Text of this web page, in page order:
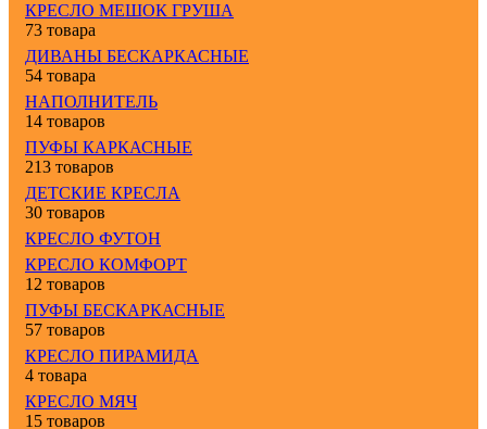
КРЕСЛО МЕШОК ГРУША
73 товара
ДИВАНЫ БЕСКАРКАСНЫЕ
54 товара
НАПОЛНИТЕЛЬ
14 товаров
ПУФЫ КАРКАСНЫЕ
213 товаров
ДЕТСКИЕ КРЕСЛА
30 товаров
КРЕСЛО ФУТОН
КРЕСЛО КОМФОРТ
12 товаров
ПУФЫ БЕСКАРКАСНЫЕ
57 товаров
КРЕСЛО ПИРАМИДА
4 товара
КРЕСЛО МЯЧ
15 товаров